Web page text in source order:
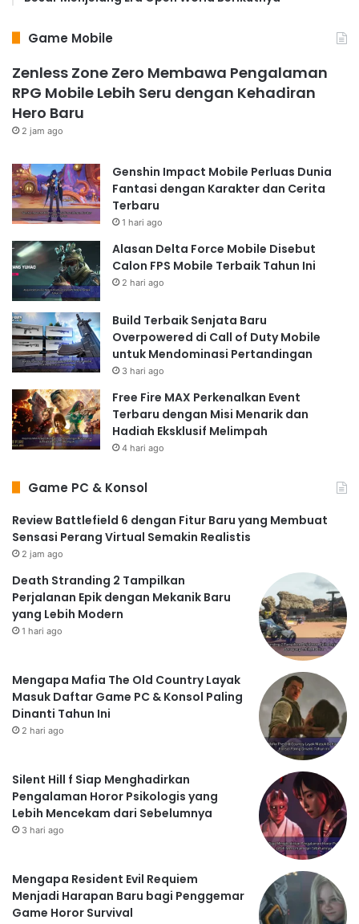
Game Mobile
Zenless Zone Zero Membawa Pengalaman
RPG Mobile Lebih Seru dengan Kehadiran
Hero Baru
2 jam ago
Genshin Impact Mobile Perluas Dunia
Fantasi dengan Karakter dan Cerita
Terbaru
1 hari ago
Alasan Delta Force Mobile Disebut
Calon FPS Mobile Terbaik Tahun Ini
2 hari ago
Build Terbaik Senjata Baru
Overpowered di Call of Duty Mobile
untuk Mendominasi Pertandingan
3 hari ago
Free Fire MAX Perkenalkan Event
Terbaru dengan Misi Menarik dan
Hadiah Eksklusif Melimpah
4 hari ago
Game PC & Konsol
Review Battlefield 6 dengan Fitur Baru yang Membuat
Sensasi Perang Virtual Semakin Realistis
2 jam ago
Death Stranding 2 Tampilkan
Perjalanan Epik dengan Mekanik Baru
yang Lebih Modern
1 hari ago
Mengapa Mafia The Old Country Layak
Masuk Daftar Game PC & Konsol Paling
Dinanti Tahun Ini
2 hari ago
Silent Hill f Siap Menghadirkan
Pengalaman Horor Psikologis yang
Lebih Mencekam dari Sebelumnya
3 hari ago
Mengapa Resident Evil Requiem
Menjadi Harapan Baru bagi Penggemar
Game Horor Survival